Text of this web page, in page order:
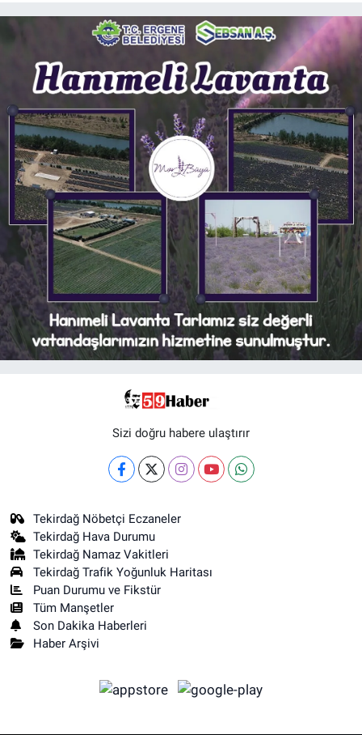
Sizi doğru habere ulaştırır
Tekirdağ Nöbetçi Eczaneler
Tekirdağ Hava Durumu
Tekirdağ Namaz Vakitleri
Tekirdağ Trafik Yoğunluk Haritası
Puan Durumu ve Fikstür
Tüm Manşetler
Son Dakika Haberleri
Haber Arşivi